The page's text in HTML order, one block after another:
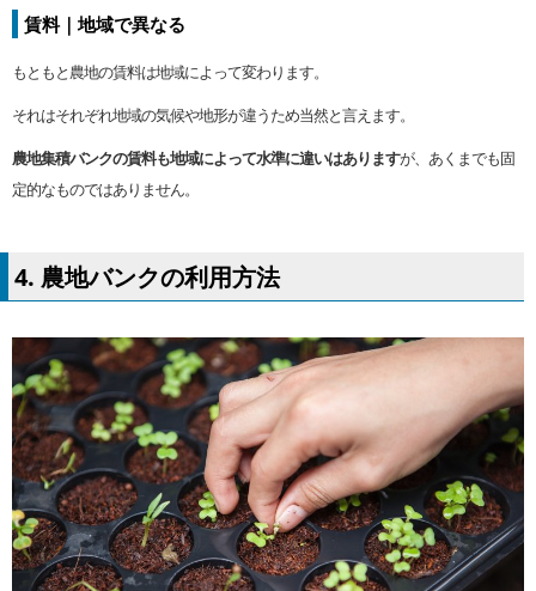
賃料｜地域で異なる
もともと農地の賃料は地域によって変わります。
それはそれぞれ地域の気候や地形が違うため当然と言えます。
農地集積バンクの賃料も地域によって水準に違いはありますが、あくまでも固
定的なものではありません。
4. 農地バンクの利用方法